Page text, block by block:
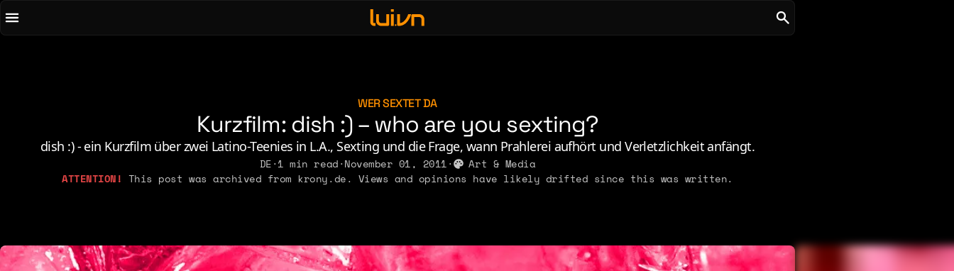
To main content
To menu
Code
Concrete & Steel
Curiosity & Science
Digital Life
Nerdom & Games
Personal Lore
Politics & Ideology
2023
2018
2014
2013
2009
WER SEXTET DA
Kurzfilm: dish :) – who are you sexting?
dish :) - ein Kurzfilm über zwei Latino-Teenies in L.A., Sexting und die Frage, wann Prahlerei aufhört und Verletzlichkeit anfängt.
DE·1 min read·November 01, 2011·
Art & Media
This post was archived from krony.de. Views and opinions have likely drifted since this was written.